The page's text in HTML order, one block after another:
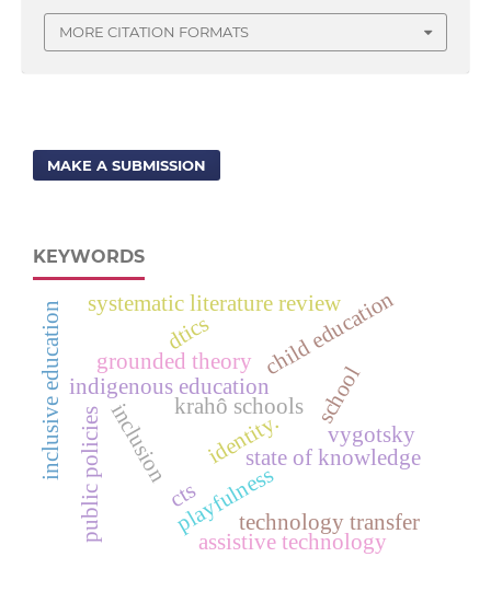
MORE CITATION FORMATS
MAKE A SUBMISSION
KEYWORDS
indigenous education
krahô schools
identity.state of knowledge
school
child education
vygotsky
cts
grounded theory
inclusion
playfulness
assistive technology
inclusive educationpublic policies
systematic literature review
dtics
technology transfer